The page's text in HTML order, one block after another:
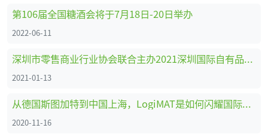
第106届全国糖酒会将于7月18日-20日举办
2022-06-11
深圳市零售商业行业协会联合主办2021深圳国际自有品牌展
2021-01-13
从德国斯图加特到中国上海，LogiMAT是如何闪耀国际舞台的
2020-11-16